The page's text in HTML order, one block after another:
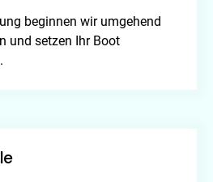
beginnen wir umgehend
und setzen Ihr Boot